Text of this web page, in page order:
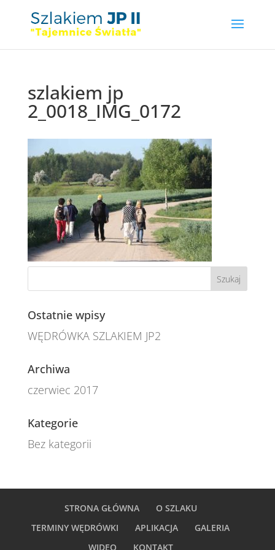
szlakiem jp
2_0018_IMG_0172
Ostatnie wpisy
WĘDRÓWKA SZLAKIEM JP2
Archiwa
czerwiec 2017
Kategorie
Bez kategorii
STRONA GŁÓWNA
O SZLAKU
TERMINY WĘDRÓWKI
APLIKACJA
GALERIA
WIDEO
KONTAKT